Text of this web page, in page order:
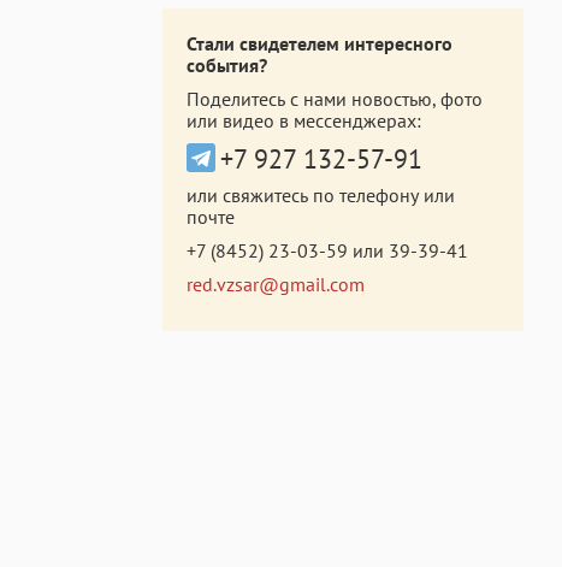
Стали свидетелем интересного
события?
Поделитесь с нами новостью, фото
или видео в мессенджерах:
+7 927 132-57-91
или свяжитесь по телефону или
почте
+7 (8452) 23-03-59 или 39-39-41
red.vzsar@gmail.com